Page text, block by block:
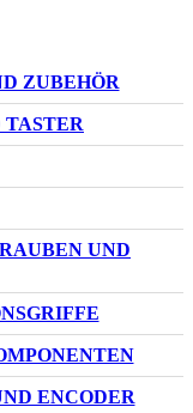
ZUBEHÖR
TASTER
UND
ENCODER